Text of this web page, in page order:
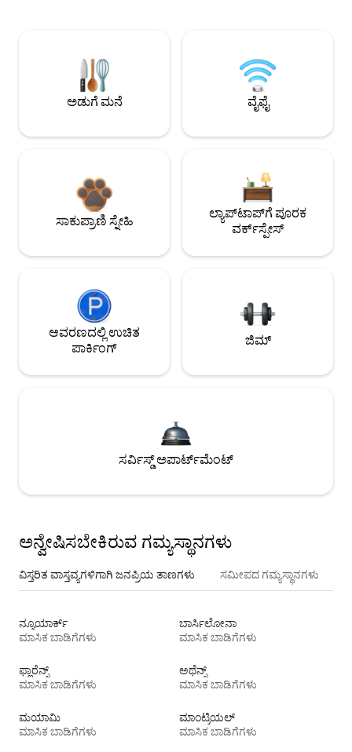
ಅಡುಗೆ ಮನೆ ವೈಫೈ
ಸಾಕುಪ್ರಾಣಿ ಸ್ನೇಹಿ
ಲ್ಯಾಪ್‌ಟಾಪ್‌ಗೆ ಪೂರಕ
ವರ್ಕ್‌ಸ್ಪೇಸ್
ಆವರಣದಲ್ಲಿ ಉಚಿತ
ಪಾರ್ಕಿಂಗ್
ಜಿಮ್
ಸರ್ವಿಸ್ಡ್ ಅಪಾರ್ಟ್‌ಮೆಂಟ್
ಅನ್ವೇಷಿಸಬೇಕಿರುವ ಗಮ್ಯಸ್ಥಾನಗಳು
ವಿಸ್ತರಿತ ವಾಸ್ತವ್ಯಗಳಿಗಾಗಿ ಜನಪ್ರಿಯ ತಾಣಗಳು ಸಮೀಪದ ಗಮ್ಯಸ್ಥಾನಗಳು
ನ್ಯೂಯಾರ್ಕ್
ಮಾಸಿಕ ಬಾಡಿಗೆಗಳು
ಬಾರ್ಸಿಲೋನಾ
ಮಾಸಿಕ ಬಾಡಿಗೆಗಳು
ಫ್ಲಾರೆನ್ಸ್
ಮಾಸಿಕ ಬಾಡಿಗೆಗಳು
ಅಥೆನ್ಸ್
ಮಾಸಿಕ ಬಾಡಿಗೆಗಳು
ಮಯಾಮಿ
ಮಾಸಿಕ ಬಾಡಿಗೆಗಳು
ಮಾಂಟ್ರಿಯಲ್
ಮಾಸಿಕ ಬಾಡಿಗೆಗಳು